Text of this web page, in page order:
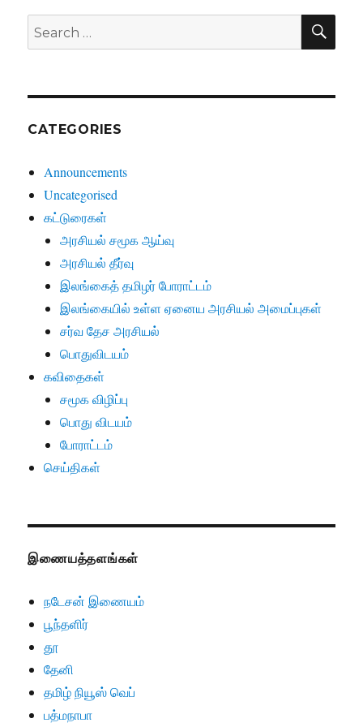
Search
for:
CATEGORIES
Announcements
Uncategorised
கட்டுரைகள்
அரசியல் சமூக ஆய்வு
அரசியல் தீர்வு
இலங்கைத் தமிழர் போராட்டம்
இலங்கையில் உள்ள ஏனைய அரசியல் அமைப்புகள்
சர்வ தேச அரசியல்
பொதுவிடயம்
கவிதைகள்
சமூக விழிப்பு
பொது விடயம்
போராட்டம்
செய்திகள்
இணையத்தளங்கள்
நடேசன் இணையம்
பூந்தளிர்
தூ
தேனி
தமிழ் நியூஸ் வெப்
பத்மநாபா